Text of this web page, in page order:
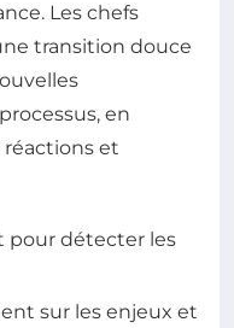
Les chefs
transition douce
en
et
pour détecter les
sur les enjeux et